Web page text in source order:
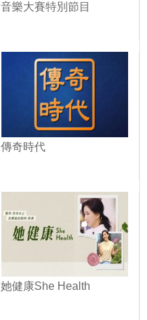
音樂大賽特別節目
傳奇時代
她健康She Health